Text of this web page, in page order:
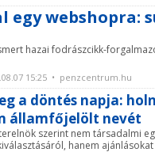
webshopra:
hazai fodrászcikk-
15:25 • penzcentrum.hu
a döntés napja:
államfőjelölt nevét
szerint nem társadalmi
hanem